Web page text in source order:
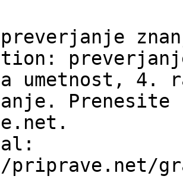
umetnost, 4.
Prenesite